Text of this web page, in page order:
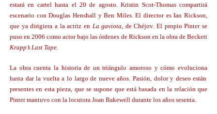
estará en cartel hasta el 20 de agosto. Kristin Scot-Thomas compartirá
escenario con Douglas Henshall y Ben Miles.El director es Ian Rickson,
que ya dirigiera a la actriz en La gaviota, de Chéjov. El propio Pinter se
puso en 2006 como actor bajo las órdenes de Rickson en la obra de Beckett
Krapp’s Last Tape.
La obra cuenta la historia de un triángulo amoroso y cómo evoluciona
hasta dar la vuelta a lo largo de nueve años. Pasión, dolor y deseo están
presentes en esta pieza, que se supone que está basada en la relación que
Pinter mantuvo con la locutora Joan Bakewell durante los años sesenta.